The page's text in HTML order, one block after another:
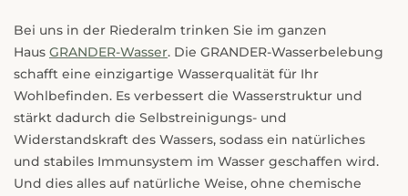
Bei uns in der Riederalm trinken Sie im ganzen
Haus GRANDER-Wasser. Die GRANDER-Wasserbelebung
schafft eine einzigartige Wasserqualität für Ihr
Wohlbefinden. Es verbessert die Wasserstruktur und
stärkt dadurch die Selbstreinigungs- und
Widerstandskraft des Wassers, sodass ein natürliches
und stabiles Immunsystem im Wasser geschaffen wird.
Und dies alles auf natürliche Weise, ohne chemische